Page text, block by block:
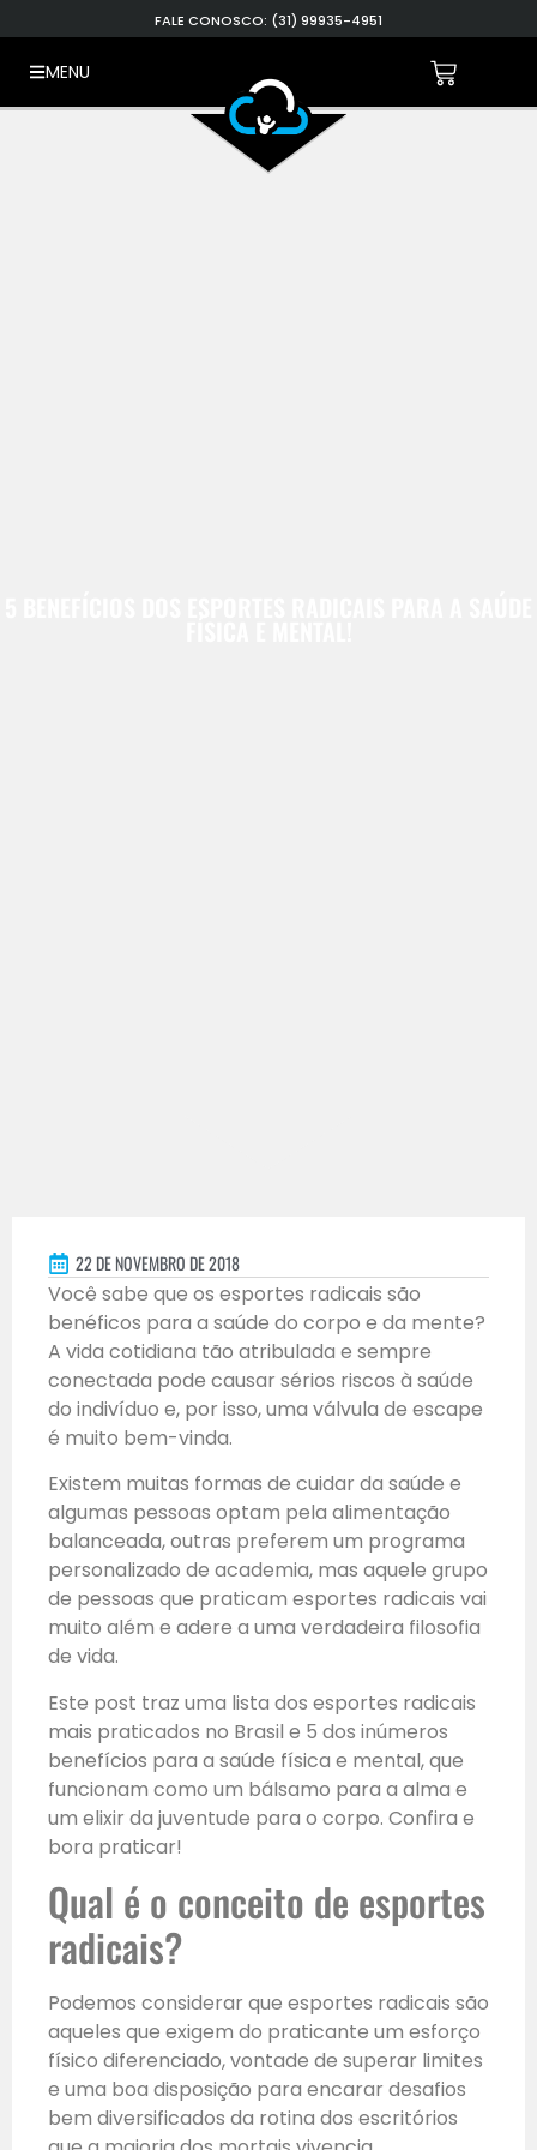
FALE CONOSCO: (31) 99935-4951
MENU
22 DE NOVEMBRO DE 2018
Você sabe que os esportes radicais são
benéficos para a saúde do corpo e da mente?
A vida cotidiana tão atribulada e sempre
conectada pode causar sérios riscos à saúde
do indivíduo e, por isso, uma válvula de escape
é muito bem-vinda.
Existem muitas formas de cuidar da saúde e
algumas pessoas optam pela alimentação
balanceada, outras preferem um programa
personalizado de academia, mas aquele grupo
de pessoas que praticam esportes radicais vai
muito além e adere a uma verdadeira filosofia
de vida.
Este post traz uma lista dos esportes radicais
mais praticados no Brasil e 5 dos inúmeros
benefícios para a saúde física e mental, que
funcionam como um bálsamo para a alma e
um elixir da juventude para o corpo. Confira e
bora praticar!
Qual é o conceito de esportes
radicais?
Podemos considerar que esportes radicais são
aqueles que exigem do praticante um esforço
físico diferenciado, vontade de superar limites
e uma boa disposição para encarar desafios
bem diversificados da rotina dos escritórios